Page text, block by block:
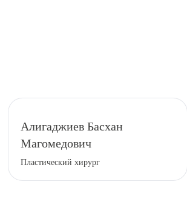
Алигаджиев Басхан
Магомедович
Пластический хирург